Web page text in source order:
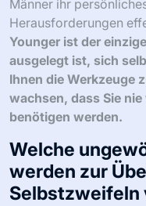
Erkenntnisse bieten.
einzigartige Merkmale
Gesundheit und
Erfahrungen von
Beispiel können
gesellschaftlichen
Selbstakzeptanz zu
Wohlbefinden zu
Männer ihr
Herausforderungen
Younger ist der